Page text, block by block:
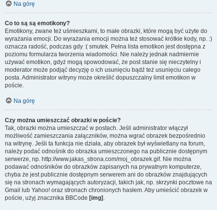
Na górę
Co to są są emotikony?
Emotikony, zwane też uśmieszkami, to małe obrazki, które mogą być użyte do
wyrażania emocji. Do wyrażania emocji można też stosować krótkie kody, np. :)
oznacza radość, podczas gdy :( smutek. Pełna lista emotikon jest dostępna z
poziomu formularza tworzenia wiadomości. Nie należy jednak nadmiernie
używać emotikon, gdyż mogą spowodować, że post stanie się nieczytelny i
moderator może podjąć decyzję o ich usunięciu bądź też usunięciu całego
posta. Administrator witryny może określić dopuszczalny limit emotikon w
poście.
Na górę
Czy można umieszczać obrazki w poście?
Tak, obrazki można umieszczać w postach. Jeśli administrator włączył
możliwość zamieszczania załączników, można wgrać obrazek bezpośrednio
na witrynę. Jeśli ta funkcja nie działa, aby obrazek był wyświetlany na forum,
należy podać odnośnik do obrazka umieszczonego na publicznie dostępnym
serwerze, np. http://www.jakas_strona.com/moj_obrazek.gif. Nie można
podawać odnośników do obrazków zapisanych na prywatnym komputerze,
chyba że jest publicznie dostępnym serwerem ani do obrazków znajdujących
się na stronach wymagających autoryzacji, takich jak, np. skrzynki pocztowe na
Gmail lub Yahoo! oraz stronach chronionych hasłem. Aby umieścić obrazek w
poście, użyj znacznika BBCode [img] .